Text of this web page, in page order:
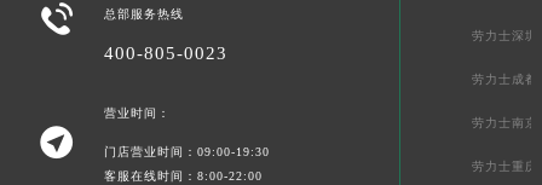
 总部服务热线
400-805-0023

营业时间：
门店营业时间：09:00-19:30
客服在线时间：8:00-22:00
劳力士深圳
劳力士成都
劳力士南京
劳力士重庆